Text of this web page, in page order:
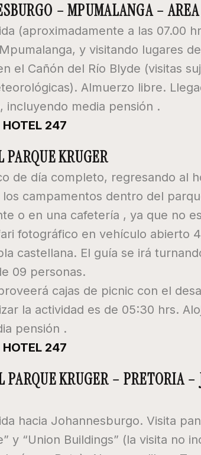
– MPUMALANGA –
(aproximadamente a las 07.00
y visitando lugares
el Cañón del Río Blyde (visitas
Almuerzo libre.
incluyendo media pensión .
HOTEL 247
KRUGER
de día completo, regresando al
campamentos dentro del
o en una cafetería , ya que no
fotográfico en vehículo abierto
castellana. El guía se irá
09 personas.
cajas de picnic con el
la actividad es de 05:30 hrs.
pensión .
HOTEL 247
PARQUE KRUGER – PRETORIA
hacia Johannesburgo. Visita
y “Union Buildings” (la visita no